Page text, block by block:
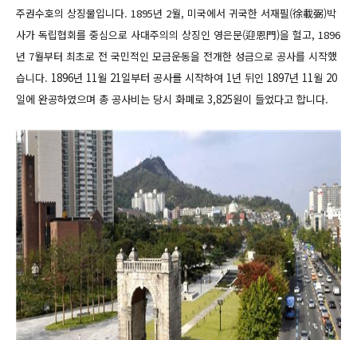
주권수호의 상징물입니다. 1895년 2월, 미국에서 귀국한 서재필(徐載弼)박
사가 독립협회를 중심으로 사대주의의 상징인 영은문(迎恩門)을 헐고, 1896
년 7월부터 최초로 전 국민적인 모금운동을 전개한 성금으로 공사를 시작했
습니다. 1896년 11월 21일부터 공사를 시작하여 1년 뒤인 1897년 11월 20
일에 완공하였으며 총 공사비는 당시 화폐로 3,825원이 들었다고 합니다.